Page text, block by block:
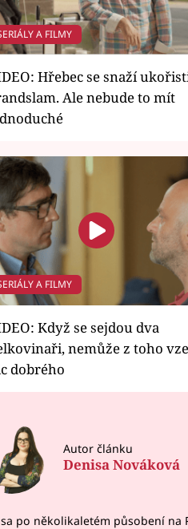
A FILMY
Hřebec se snaží
Ale nebude to mít
A FILMY
Když se sejdou dva
nemůže z toho
dobrého
Autor článku
Denisa Nováková
po několikaletém působení na